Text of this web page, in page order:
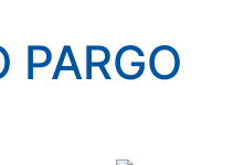
PARGO